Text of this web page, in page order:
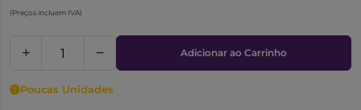
(Preços incluem IVA)
Adicionar ao Carrinho
Poucas Unidades